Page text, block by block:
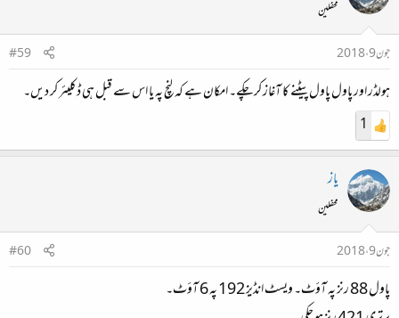
محفلین
جون 9، 2018
#59
ہولڈر اور پاول پاول پیٹنے کا آغاز کر چکے۔ امکان ہے کہ لنچ پہ یا اس سے قبل ہی ڈکلیئر کر دیں۔
1
یاز
محفلین
جون 9، 2018
#60
پاول 88 رنز پہ آؤٹ۔ ویسٹ انڈیز 192 پہ 6 آؤٹ۔